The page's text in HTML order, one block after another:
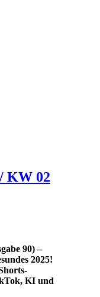
KW 02
90) –
2025!
KI und